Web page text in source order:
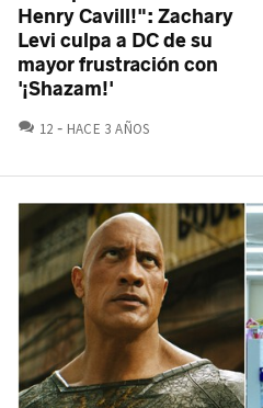
Henry Cavill!": Zachary
Levi culpa a DC de su
mayor frustración con
'¡Shazam!'
12 COMENTARIOS
HACE 3 AÑOS